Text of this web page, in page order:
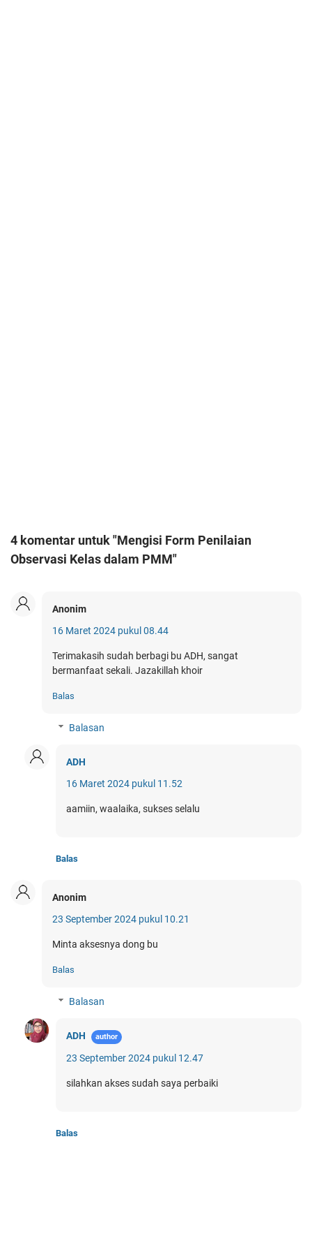
4 komentar untuk "Mengisi Form Penilaian
Observasi Kelas dalam PMM"
Anonim
16 Maret 2024 pukul 08.44
Terimakasih sudah berbagi bu ADH, sangat
bermanfaat sekali. Jazakillah khoir
Balas
Balasan
ADH
16 Maret 2024 pukul 11.52
aamiin, waalaika, sukses selalu
Balas
Anonim
23 September 2024 pukul 10.21
Minta aksesnya dong bu
Balas
Balasan
ADH
23 September 2024 pukul 12.47
silahkan akses sudah saya perbaiki
Balas